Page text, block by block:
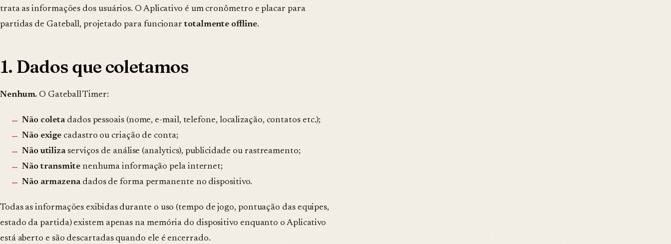
trata as informações dos usuários. O Aplicativo é um cronômetro e placar para
partidas de Gateball, projetado para funcionartotalmente offline.
1. Dados que coletamos
Nenhum. O Gateball Timer:
Não coletadados pessoais (nome, e-mail, telefone, localização, contatos etc.);
Não exige cadastro ou criação de conta;
Não utilizaserviços de análise (analytics), publicidade ou rastreamento;
Não transmitenenhuma informação pela internet;
Não armazenadados de forma permanente no dispositivo.
Todas as informações exibidas durante o uso (tempo de jogo, pontuação das equipes,
estado da partida) existem apenas na memória do dispositivo enquanto o Aplicativo
está aberto e são descartadas quando ele é encerrado.